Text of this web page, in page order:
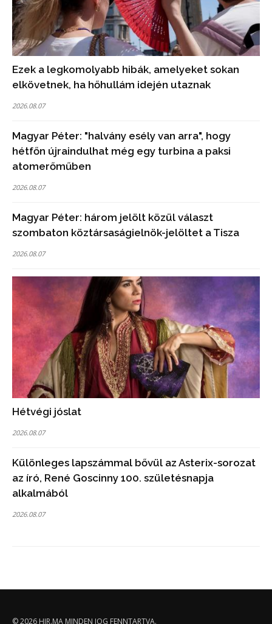
Ezek a legkomolyabb hibák, amelyeket sokan
elkövetnek, ha hőhullám idején utaznak
2026.08.07
Magyar Péter: "halvány esély van arra", hogy
hétfőn újraindulhat még egy turbina a paksi
atomerőműben
2026.08.07
Magyar Péter: három jelölt közül választ
szombaton köztársaságielnök-jelöltet a Tisza
2026.08.07
Hétvégi jóslat
2026.08.07
Különleges lapszámmal bővül az Asterix-sorozat
az író, René Goscinny 100. születésnapja
alkalmából
2026.08.07
© 2026 HIR.MA MINDEN JOG FENNTARTVA.